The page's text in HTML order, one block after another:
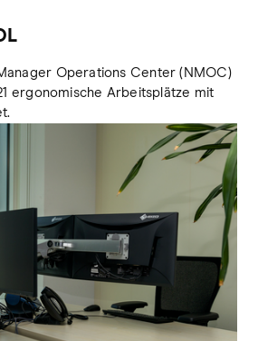
Operations Center (NMOC)
ergonomische Arbeitsplätze mit